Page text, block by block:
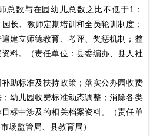
总数与在园幼儿总数之比不低于1：
长、教师定期培训和全员轮训制度；
建立师德教育、考评、奖惩机制；整
料。（责任单位：县委编办、县人社
补助标准及扶持政策；落实公办园收费
幼儿园收费标准动态调整；消除各类
标中涉及的相关档案资料。（责任单
场监管局、县教育局）